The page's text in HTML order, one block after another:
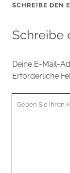
SCHREIBE DEN
Schreibe
Deine E-Mail-
Erforderliche